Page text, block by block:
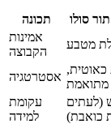
תכונה
אמינות
הקבוצה
מטבע
אסטרטגיה
כאוטית,
מתואמת
עקומת
למידה
(לעתים
כואבת)